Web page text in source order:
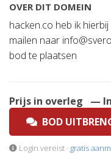
OVER DIT DOMEIN
hacken.co heb ik
mailen naar
bod te plaatsen
Prijs in overleg
—
BOD
Login vereist · gratis